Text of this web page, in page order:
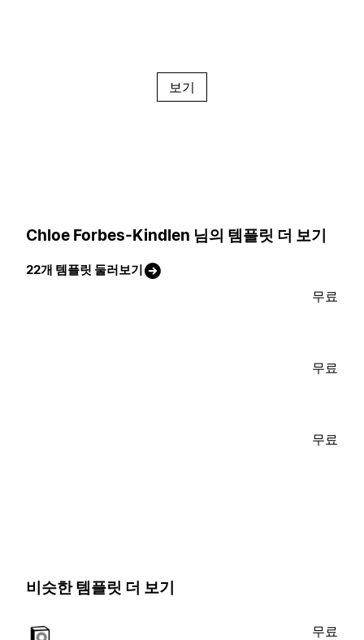
보기
Chloe Forbes-Kindlen 님의 템플릿 더 보기
22개 템플릿 둘러보기
무료
무료
무료
비슷한 템플릿 더 보기
무료